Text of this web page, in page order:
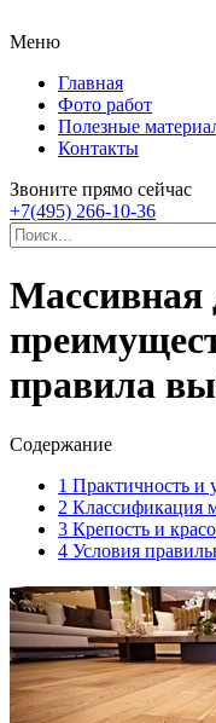
Меню
Главная
Фото работ
Полезные
Контакты
Звоните прямо сейчас
+7(495) 266-10-36
Массивная
правила
Содержание
1 Практичность и
2 Классификация
3 Крепость и
4 Условия